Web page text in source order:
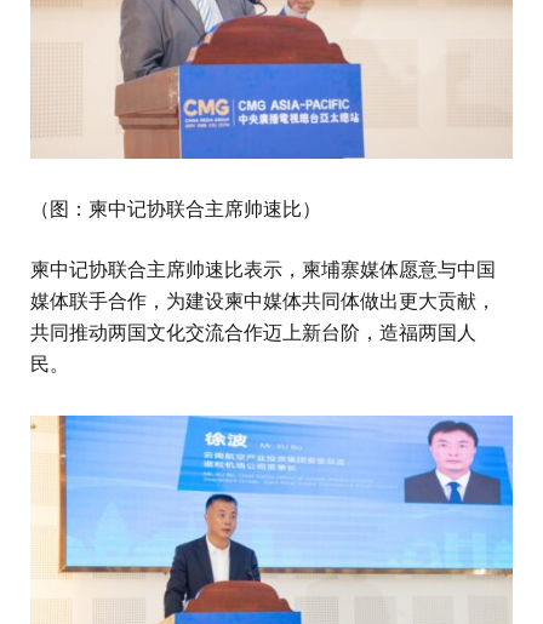
（图：柬中记协联合主席帅速比）
柬中记协联合主席帅速比表示，柬埔寨媒体愿意与中国
媒体联手合作，为建设柬中媒体共同体做出更大贡献，
共同推动两国文化交流合作迈上新台阶，造福两国人
民。